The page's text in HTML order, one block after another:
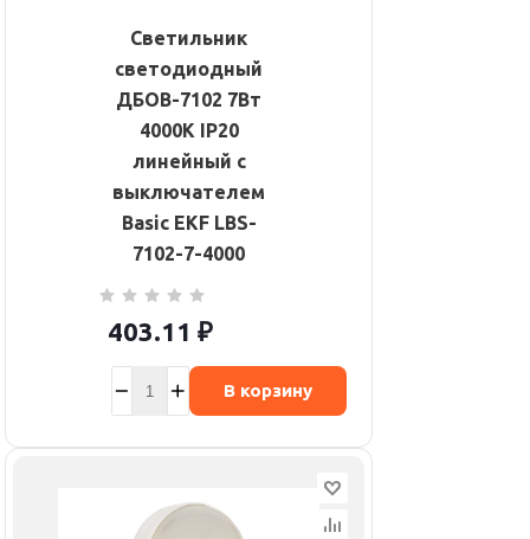
Светильник
светодиодный
ДБОВ-7102 7Вт
4000К IP20
линейный с
выключателем
Basic EKF LBS-
7102-7-4000
403.11 ₽
В корзину